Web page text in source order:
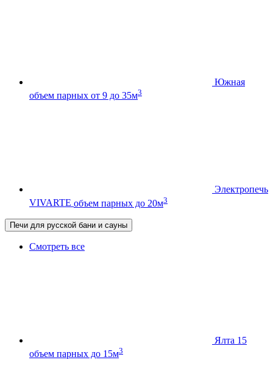
Южная
объем парных от 9 до 35м3
Электропечь
VIVARTE объем парных до 20м3
Печи для русской бани и сауны
Смотреть все
Ялта 15
объем парных до 15м3